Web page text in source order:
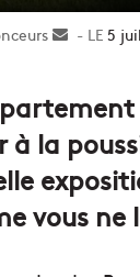
Envoyer
5
à la
vous ne